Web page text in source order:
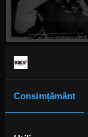
Consimțământ